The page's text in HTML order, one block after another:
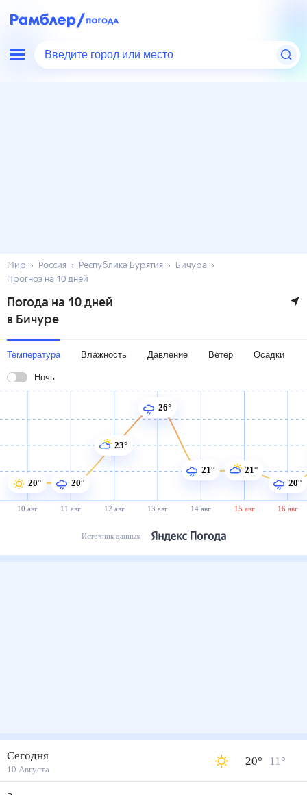
Введите город или место
Мир Россия Республика Бурятия
Бичура
Прогноз на 10 дней
Погода на 10 дней
в Бичуре
Температура Влажность Давление Ветер Осадки
Ночь
10 авг 11 авг 12 авг 13 авг 14 авг 15 авг 16 авг
20° 20°
23°
26°
21°
21°
20°
Источник данных
Сегодня
10 Августа
20° 11°